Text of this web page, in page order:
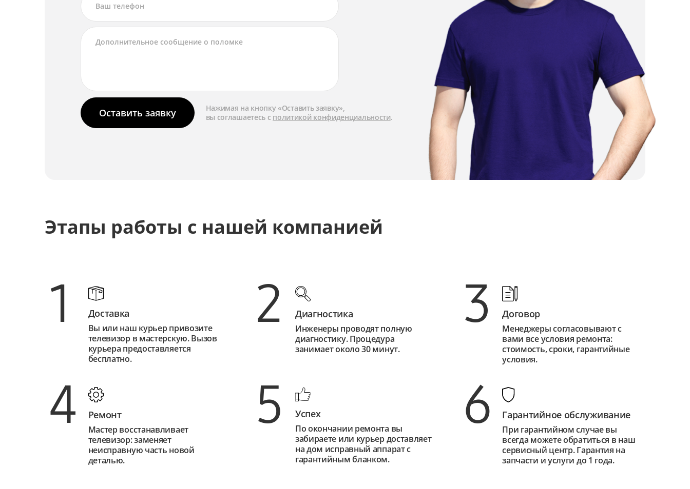
Оставить заявку
Нажимая на кнопку «Оставить заявку»,
вы соглашаетесь с политикой конфиденциальности.
Этапы работы с нашей компанией
1 Доставка
Вы или наш курьер привозите
телевизор в мастерскую. Вызов
курьера предоставляется
бесплатно.
2 Диагностика
Инженеры проводят полную
диагностику. Процедура
занимает около 30 минут.
3 Договор
Менеджеры согласовывают с
вами все условия ремонта:
стоимость, сроки, гарантийные
условия.
4 Ремонт
Мастер восстанавливает
телевизор: заменяет
неисправную часть новой
деталью.
5 Успех
По окончании ремонта вы
забираете или курьер доставляет
на дом исправный аппарат с
гарантийным бланком.
6 Гарантийное обслуживание
При гарантийном случае вы
всегда можете обратиться в наш
сервисный центр. Гарантия на
запчасти и услуги до 1 года.